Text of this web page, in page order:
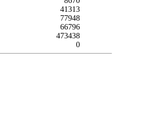
41313
77948
66796
473438
0